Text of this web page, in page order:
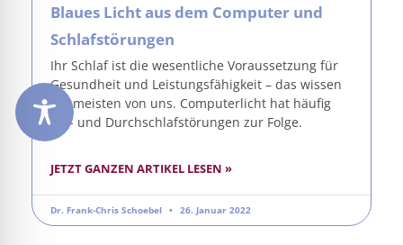
Blaues Licht aus dem Computer und
Schlafstörungen
Ihr Schlaf ist die wesentliche Voraussetzung für
Gesundheit und Leistungsfähigkeit – das wissen
die meisten von uns. Computerlicht hat häufig
Ein- und Durchschlafstörungen zur Folge.
JETZT GANZEN ARTIKEL LESEN »
Dr. Frank-Chris Schoebel 26. Januar 2022